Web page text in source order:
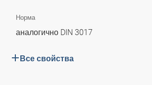
Норма
аналогично DIN 3017
Все свойства